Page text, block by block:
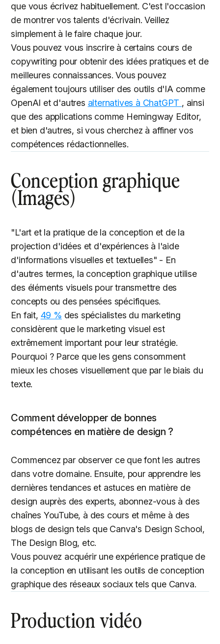
que vous écrivez habituellement. C'est l'occasion
de montrer vos talents d'écrivain. Veillez
simplement à le faire chaque jour.
Vous pouvez vous inscrire à certains cours de
copywriting pour obtenir des idées pratiques et de
meilleures connaissances. Vous pouvez
également toujours utiliser des outils d'IA comme
OpenAI et d'autres alternatives à ChatGPT , ainsi
que des applications comme Hemingway Editor,
et bien d'autres, si vous cherchez à affiner vos
compétences rédactionnelles.
Conception graphique
(Images)
"L'art et la pratique de la conception et de la
projection d'idées et d'expériences à l'aide
d'informations visuelles et textuelles" - En
d'autres termes, la conception graphique utilise
des éléments visuels pour transmettre des
concepts ou des pensées spécifiques.
En fait, 49 % des spécialistes du marketing
considèrent que le marketing visuel est
extrêmement important pour leur stratégie.
Pourquoi ? Parce que les gens consomment
mieux les choses visuellement que par le biais du
texte.
Comment développer de bonnes
compétences en matière de design ?
Commencez par observer ce que font les autres
dans votre domaine. Ensuite, pour apprendre les
dernières tendances et astuces en matière de
design auprès des experts, abonnez-vous à des
chaînes YouTube, à des cours et même à des
blogs de design tels que Canva's Design School,
The Design Blog, etc.
Vous pouvez acquérir une expérience pratique de
la conception en utilisant les outils de conception
graphique des réseaux sociaux tels que Canva.
Production vidéo